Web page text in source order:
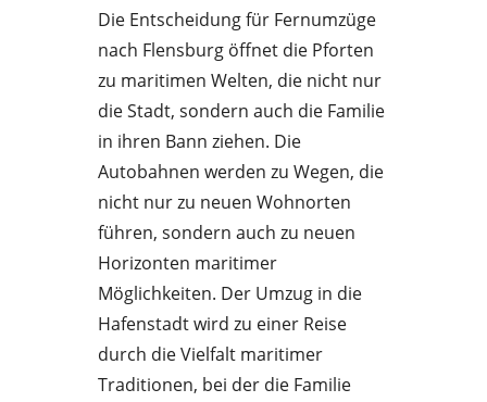
Die Entscheidung für Fernumzüge
nach Flensburg öffnet die Pforten
zu maritimen Welten, die nicht nur
die Stadt, sondern auch die Familie
in ihren Bann ziehen. Die
Autobahnen werden zu Wegen, die
nicht nur zu neuen Wohnorten
führen, sondern auch zu neuen
Horizonten maritimer
Möglichkeiten. Der Umzug in die
Hafenstadt wird zu einer Reise
durch die Vielfalt maritimer
Traditionen, bei der die Familie